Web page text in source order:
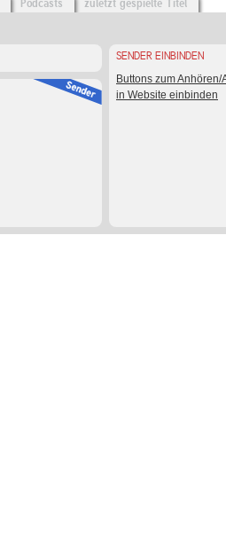
Podcasts zuletzt gespielte Titel
SENDER EINBINDEN
Buttons zum Anhören/
in Website einbinden